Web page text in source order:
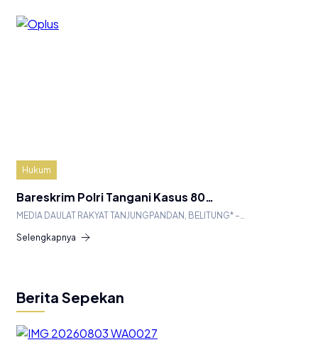
Hukum
Bareskrim Polri Tangani Kasus 80…
MEDIA DAULAT RAKYAT TANJUNGPANDAN, BELITUNG* –…
Selengkapnya
Berita Sepekan